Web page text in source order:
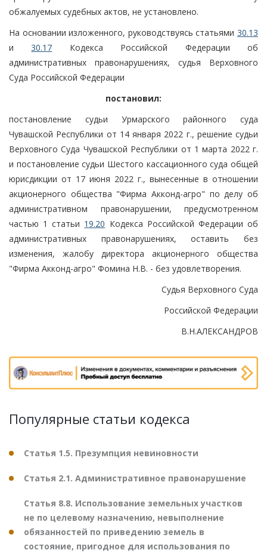
обжалуемых судебных актов, не установлено.
На основании изложенного, руководствуясь статьями 30.13
и30.17 Кодекса Российской Федерации об
административных правонарушениях, судья Верховного
Суда Российской Федерации
постановил:
постановление судьи Урмарского районного суда
Чувашской Республики от 14 января 2022 г., решение судьи
Верховного Суда Чувашской Республики от 1 марта 2022 г.
и постановление судьи Шестого кассационного суда общей
юрисдикции от 17 июня 2022 г., вынесенные в отношении
акционерного общества "Фирма Акконд-агро" по делу об
административном правонарушении, предусмотренном
частью 1 статьи 19.20 Кодекса Российской Федерации об
административных правонарушениях, оставить без
изменения, жалобу директора акционерного общества
"Фирма Акконд-агро" Фомина Н.В. - без удовлетворения.
Судья Верховного Суда
Российской Федерации
В.Н.АЛЕКСАНДРОВ
Популярные статьи кодекса
Статья 1.5. Презумпция невиновности
Статья 2.1. Административное правонарушение
Статья 8.8. Использование земельных участков
не по целевому назначению, невыполнение
обязанностей по приведению земель в
состояние, пригодное для использования по